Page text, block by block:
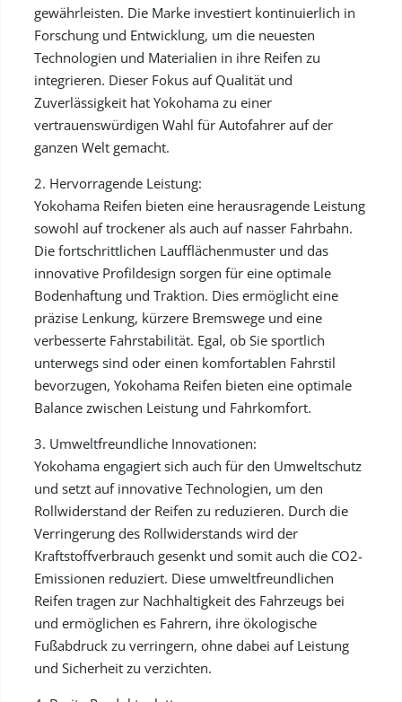
gewährleisten. Die Marke investiert kontinuierlich in
Forschung und Entwicklung, um die neuesten
Technologien und Materialien in ihre Reifen zu
integrieren. Dieser Fokus auf Qualität und
Zuverlässigkeit hat Yokohama zu einer
vertrauenswürdigen Wahl für Autofahrer auf der
ganzen Welt gemacht.
2. Hervorragende Leistung:
Yokohama Reifen bieten eine herausragende Leistung
sowohl auf trockener als auch auf nasser Fahrbahn.
Die fortschrittlichen Laufflächenmuster und das
innovative Profildesign sorgen für eine optimale
Bodenhaftung und Traktion. Dies ermöglicht eine
präzise Lenkung, kürzere Bremswege und eine
verbesserte Fahrstabilität. Egal, ob Sie sportlich
unterwegs sind oder einen komfortablen Fahrstil
bevorzugen, Yokohama Reifen bieten eine optimale
Balance zwischen Leistung und Fahrkomfort.
3. Umweltfreundliche Innovationen:
Yokohama engagiert sich auch für den Umweltschutz
und setzt auf innovative Technologien, um den
Rollwiderstand der Reifen zu reduzieren. Durch die
Verringerung des Rollwiderstands wird der
Kraftstoffverbrauch gesenkt und somit auch die CO2-
Emissionen reduziert. Diese umweltfreundlichen
Reifen tragen zur Nachhaltigkeit des Fahrzeugs bei
und ermöglichen es Fahrern, ihre ökologische
Fußabdruck zu verringern, ohne dabei auf Leistung
und Sicherheit zu verzichten.